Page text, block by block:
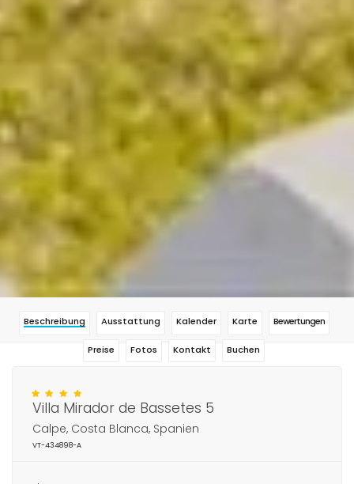
Beschreibung Ausstattung Kalender Karte Bewertungen
Preise Fotos Kontakt Buchen
Villa Mirador de Bassetes 5
Calpe, Costa Blanca, Spanien
VT-434898-A